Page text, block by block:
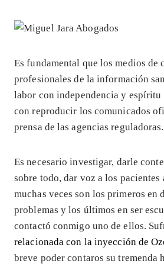
Es fundamental que los medios de
profesionales de la información
labor con independencia y
con reproducir los comunicados
prensa de las agencias reguladoras.
Es necesario investigar, darle
sobre todo, dar voz a los pacientes
muchas veces son los primeros en
problemas y los últimos en ser
contactó conmigo uno de ellos.
relacionada con la inyección de
breve poder contaros su tremenda